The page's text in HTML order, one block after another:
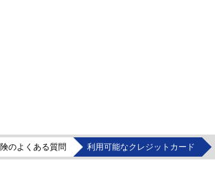
のよくある質問 利用可能なクレジットカード